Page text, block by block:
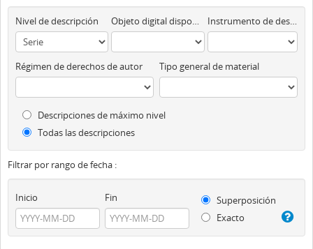
Nivel de descripción Objeto digital disponibles Instrumento de descripción
Régimen de derechos de autor Tipo general de material
Descripciones de máximo nivel
Todas las descripciones
Filtrar por rango de fecha :
Inicio Fin
Superposición
Exacto